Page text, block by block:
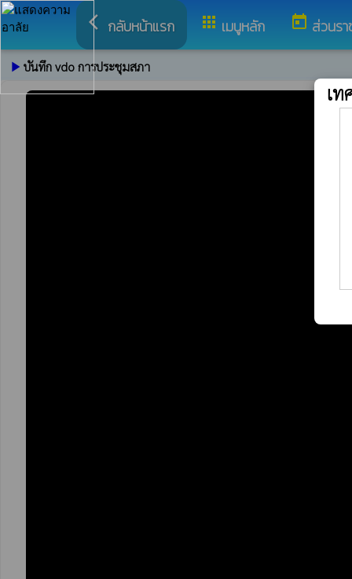
arrow_back_ios กลับหน้าแรก apps เมนูหลัก today ส่วนร
play_arrow บันทึก vdo การประชุมสภา
เ